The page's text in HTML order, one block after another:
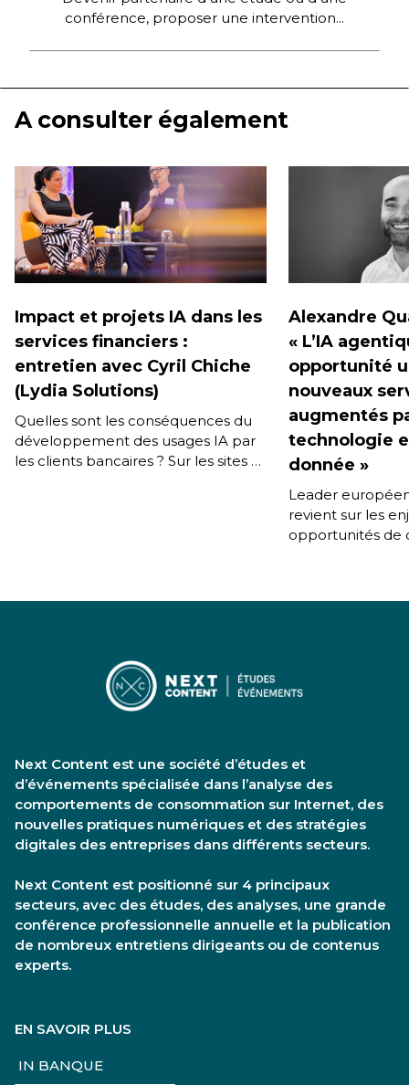
conférence, proposer une intervention...
A consulter également
Impact et projets IA dans les
services financiers :
entretien avec Cyril Chiche
(Lydia Solutions)
Quelles sont les conséquences du
développement des usages IA par
les clients bancaires ? Sur les sites et
Alexandre
« L’IA
opportunité
nouveaux
augmentés
technologie
donnée »
Leader
revient sur les
opportunités de
Next Content est une société d’études et
d’événements spécialisée dans l’analyse des
comportements de consommation sur Internet, des
nouvelles pratiques numériques et des stratégies
digitales des entreprises dans différents secteurs.
Next Content est positionné sur 4 principaux
secteurs, avec des études, des analyses, une grande
conférence professionnelle annuelle et la publication
de nombreux entretiens dirigeants ou de contenus
experts.
EN SAVOIR PLUS
IN BANQUE